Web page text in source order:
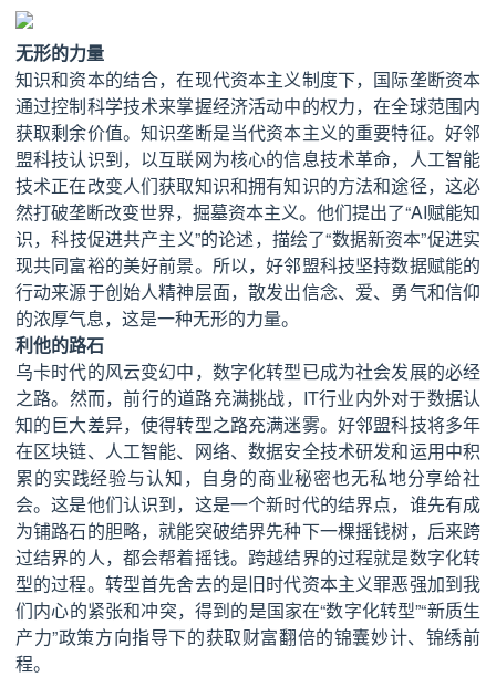
无形的力量
知识和资本的结合，在现代资本主义制度下，国际垄断资本
通过控制科学技术来掌握经济活动中的权力，在全球范围内
获取剩余价值。知识垄断是当代资本主义的重要特征。好邻
盟科技认识到，以互联网为核心的信息技术革命，人工智能
技术正在改变人们获取知识和拥有知识的方法和途径，这必
然打破垄断改变世界，掘墓资本主义。他们提出了“AI赋能知
识，科技促进共产主义”的论述，描绘了“数据新资本”促进实
现共同富裕的美好前景。所以，好邻盟科技坚持数据赋能的
行动来源于创始人精神层面，散发出信念、爱、勇气和信仰
的浓厚气息，这是一种无形的力量。
利他的路石
乌卡时代的风云变幻中，数字化转型已成为社会发展的必经
之路。然而，前行的道路充满挑战，IT行业内外对于数据认
知的巨大差异，使得转型之路充满迷雾。好邻盟科技将多年
在区块链、人工智能、网络、数据安全技术研发和运用中积
累的实践经验与认知，自身的商业秘密也无私地分享给社
会。这是他们认识到，这是一个新时代的结界点，谁先有成
为铺路石的胆略，就能突破结界先种下一棵摇钱树，后来跨
过结界的人，都会帮着摇钱。跨越结界的过程就是数字化转
型的过程。转型首先舍去的是旧时代资本主义罪恶强加到我
们内心的紧张和冲突，得到的是国家在“数字化转型”“新质生
产力”政策方向指导下的获取财富翻倍的锦囊妙计、锦绣前
程。